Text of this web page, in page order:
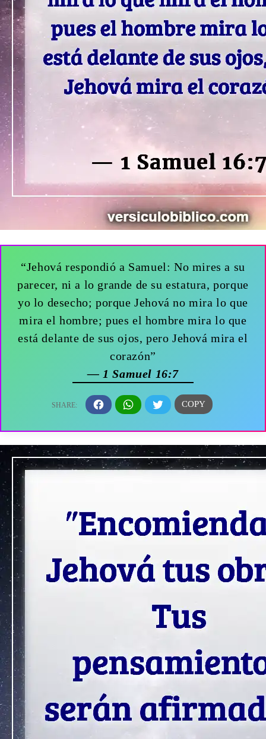
“Jehová respondió a Samuel: No mires a su
parecer, ni a lo grande de su estatura, porque
yo lo desecho; porque Jehová no mira lo que
mira el hombre; pues el hombre mira lo que
está delante de sus ojos, pero Jehová mira el
corazón”
— 1 Samuel 16:7